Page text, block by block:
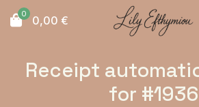
0 0,00 €
Receipt
for #1936